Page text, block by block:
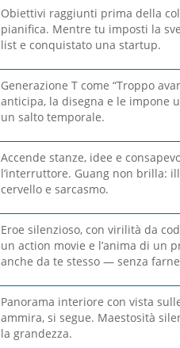
Obiettivi raggiunti prima della
pianifica. Mentre tu imposti la
list e conquistato una startup.
Generazione T come “Troppo
anticipa, la disegna e le impone
un salto temporale.
Accende stanze, idee e
l’interruttore. Guang non brilla:
cervello e sarcasmo.
Eroe silenzioso, con virilità da
un action movie e l’anima di un
anche da te stesso — senza
Panorama interiore con vista
ammira, si segue. Maestosità
la grandezza.